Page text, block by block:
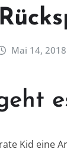
Mai 14, 2018
Kid eine